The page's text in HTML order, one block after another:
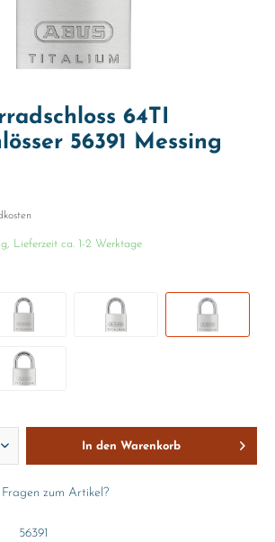
64TI
56391 Messing
Lieferzeit ca. 1-2 Werktage
In den Warenkorb
Fragen zum Artikel?
56391